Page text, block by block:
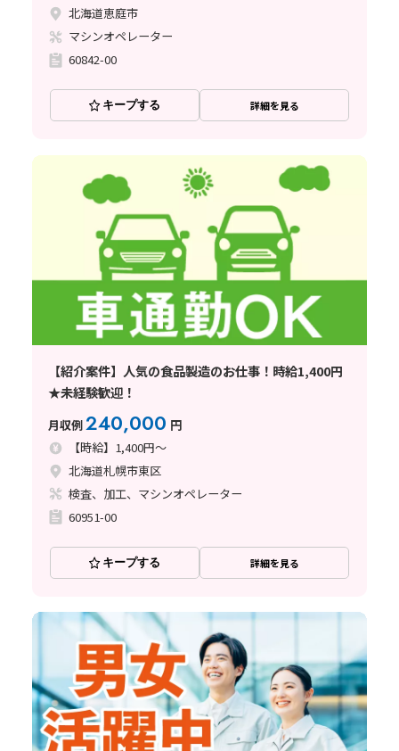
北海道恵庭市
マシンオペレーター
60842-00
キープする 詳細を見る
【紹介案件】人気の食品製造のお仕事！時給1,400円
★未経験歓迎！
月収例240,000 円
【時給】1,400円～
北海道札幌市東区
検査、加工、マシンオペレーター
60951-00
キープする 詳細を見る